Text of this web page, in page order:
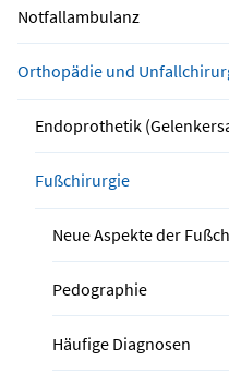
Notfallambulanz
Orthopädie und
Endoprothetik
Fußchirurgie
Neue Aspekte der
Pedographie
Häufige Diagnosen